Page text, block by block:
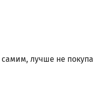
лучше не